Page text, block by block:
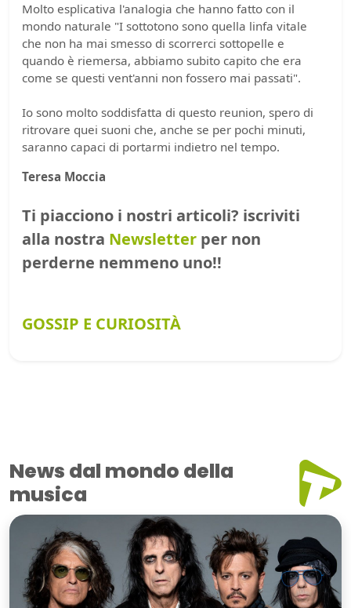
Molto esplicativa l'analogia che hanno fatto con il
mondo naturale "I sottotono sono quella linfa vitale
che non ha mai smesso di scorrerci sottopelle e
quando è riemersa, abbiamo subito capito che era
come se questi vent'anni non fossero mai passati".
Io sono molto soddisfatta di questo reunion, spero di
ritrovare quei suoni che, anche se per pochi minuti,
saranno capaci di portarmi indietro nel tempo.
Teresa Moccia
Ti piacciono i nostri articoli? iscriviti
alla nostra Newsletter per non
perderne nemmeno uno!!
GOSSIP E CURIOSITÀ
News dal mondo della
musica